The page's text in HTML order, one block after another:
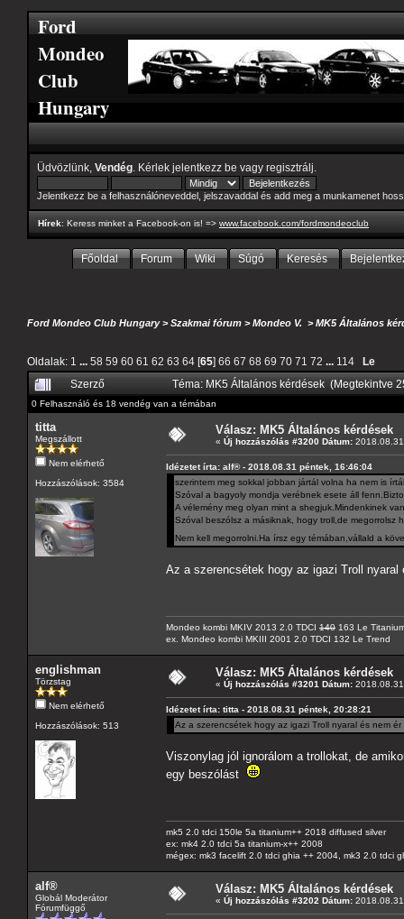
Ford
Mondeo
Club
Hungary
Üdvözlünk, Vendég . Kérlek jelentkezz be vagy regisztrálj
Jelentkezz be a felhasználóneveddel, jelszavaddal és add meg a munkamenet
Hírek: Keress minket a Facebook-on is! => www.facebook.com/fordmondeoclub
Főoldal Forum Wiki Súgó Keresés
Ford Mondeo Club Hungary>Szakmai fórum >Mondeo V. >MK5 Általános
Oldalak: 1 ... 58 59 60 61 62 63 64 [65] 66 67 68 69 70 71 72 ... 114
Le
Szerző
Téma: MK5 Általános kérdések (Megtekintve
0 Felhasználó és 18 vendég van a témában
titta
Megszállott
Nem elérhető
Hozzászólások: 3584
Válasz: MK5 Általános kérdések
« Új hozzászólás #3200 Dátum:
Idézetet írta: alf® - 2018.08.31 péntek, 16:46:04
szerintem meg sokkal jobban jártál volna ha nem is
Szóval a bagyoly mondja verébnek esete áll
A vélemény meg olyan mint a shegjuk.Mindenkinek
Szóval beszólsz a másiknak, hogy troll,de megorrolsz
Nem kell megorrolni.Ha írsz egy témában,vállald a
Az a szerencsétek hogy az igazi Troll
Mondeo kombi MKIV 2013 2.0 TDCI 140 163 Le
ex. Mondeo kombi MKIII 2001 2.0 TDCI 132 Le Trend
englishman
Törzstag
Nem elérhető
Hozzászólások: 513
Válasz: MK5 Általános kérdések
« Új hozzászólás #3201 Dátum:
Idézetet írta: titta - 2018.08.31 péntek, 20:28:21
Az a szerencsétek hogy az igazi Troll nyaral és nem
Viszonylag jól ignorálom a trollokat, de
egy beszólást
mk5 2.0 tdci 150le 5a titanium++ 2018 diffused silver
ex: mk4 2.0 tdci 5a titanium-x++ 2008
mégex: mk3 facelift 2.0 tdci ghia ++ 2004, mk3 2.0 tdci
alf®
Globál Moderátor
Fórumfüggő
Válasz: MK5 Általános kérdések
« Új hozzászólás #3202 Dátum: